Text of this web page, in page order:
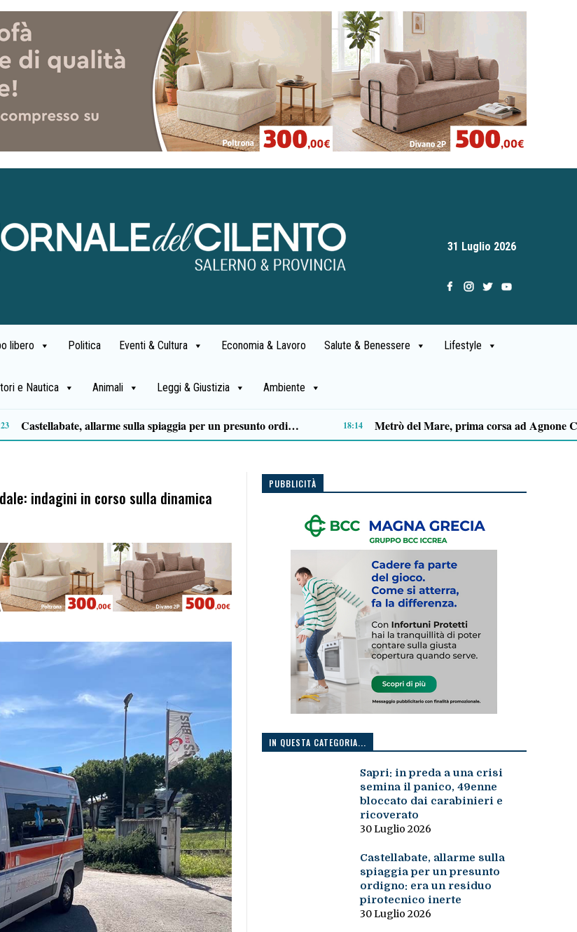
31 Luglio 2026
libero Politica Eventi & Cultura Economia & Lavoro Salute & Benessere Lifestyle
e Nautica Animali Leggi & Giustizia Ambiente
apre l’11ª edizione 14:35 Capaccio Paestum spazio di legalità: oltre 43 ettari di beni confiscati destinati a progetti sociali 14:14
indagini in corso sulla dinamica
PUBBLICITÀ
IN QUESTA CATEGORIA...
Sapri: in preda a una crisi
semina il panico, 49enne
bloccato dai carabinieri e
ricoverato
30 Luglio 2026
Castellabate, allarme sulla
spiaggia per un presunto
ordigno: era un residuo
pirotecnico inerte
30 Luglio 2026